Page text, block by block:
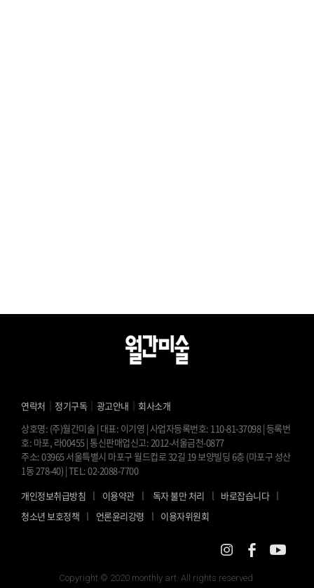
연락처 ｜ 정기구독 ｜ 광고안내 ｜ 회사소개
상호명: (주)월간미술 | 대표: 이기영 | 사업자등록번호: 110-81-37098 | 등록번
호: 마포, 라00455 | 통신판매업신고: 2012-서울금천-0877
주소: 03965 서울특별시 마포구 월드컵로 32길 19 보양빌딩 6층 (마포구 성산
1동 278-40) | TEL: 02-2088-7700
개인정보취급방침 l 이용약관 l 독자 불만 처리 l 바로잡습니다 l
청소년 보호정책 l 언론윤리강령 l 이용자위원회
Copyright © 2020 monthly art. All rights reserved.